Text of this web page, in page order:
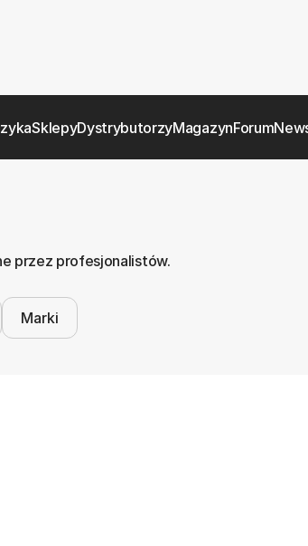
SklepyDystrybutorzyMagazynForum
przez profesjonalistów.
Marki